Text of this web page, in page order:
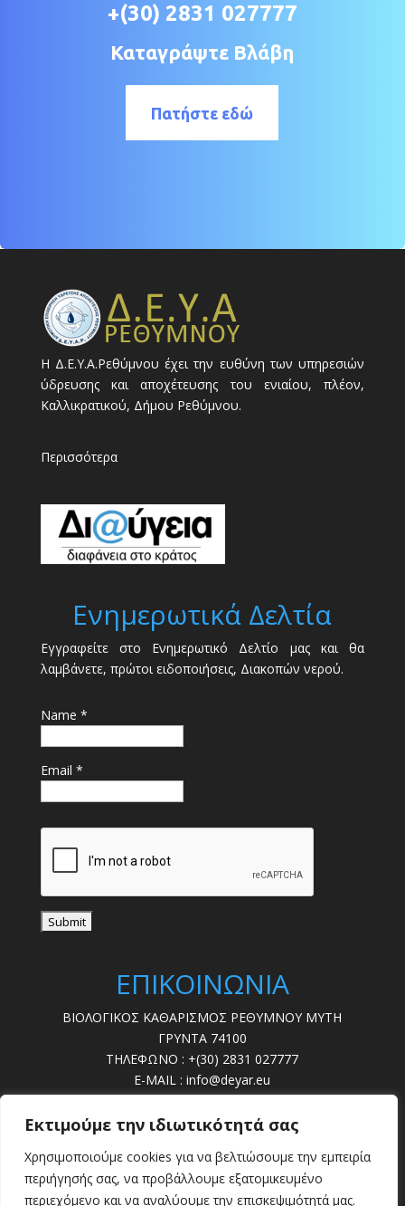
Εκτιμούμε την ιδιωτικότητά σας
Χρησιμοποιούμε cookies για να βελτιώσουμε την εμπειρία
περιήγησής σας, να προβάλλουμε εξατομικευμένο
περιεχόμενο και να αναλύουμε την επισκεψιμότητά μας.
+(30) 2831 027777
Καταγράψτε Βλάβη
Πατήστε εδώ
Η Δ.Ε.Υ.Α.Ρεθύμνου έχει την ευθύνη των υπηρεσιών
ύδρευσης και αποχέτευσης του ενιαίου, πλέον,
Καλλικρατικού, Δήμου Ρεθύμνου.
Περισσότερα
Ενημερωτικά Δελτία
Εγγραφείτε στο Ενημερωτικό Δελτίο μας και θα
λαμβάνετε, πρώτοι ειδοποιήσεις, Διακοπών νερού.
Name *
Email *
ΕΠΙΚΟΙΝΩΝΙΑ
ΒΙΟΛΟΓΙΚΟΣ ΚΑΘΑΡΙΣΜΟΣ ΡΕΘΥΜΝΟΥ ΜΥΤΗ
ΓΡΥΝΤΑ 74100
ΤΗΛΕΦΩΝΟ : +(30) 2831 027777
E-MAIL : info@deyar.eu
ΩΡΕΣ ΛΕΙΤ. : 07:30 – 15:00
ΒΛΑΒΕΣ : 28310 22789